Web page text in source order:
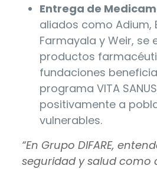
Entrega de
aliados como Adium,
Farmayala y Weir, se
productos
fundaciones
programa VITA
positivamente a
vulnerables.
“En Grupo DIFARE,
seguridad y salud como